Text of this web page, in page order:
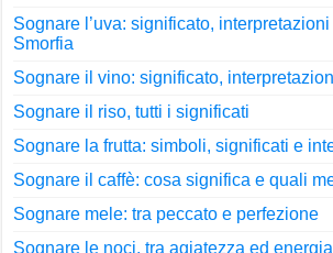
Sognare l’uva: significato,
Smorfia
Sognare il vino: significato,
Sognare il riso, tutti i significati
Sognare la frutta: simboli, significati e
Sognare il caffè: cosa significa e quali
Sognare mele: tra peccato e perfezione
Sognare le noci, tra agiatezza ed